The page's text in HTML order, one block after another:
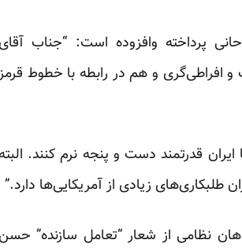
پرداخته وافزوده است: “جناب آقای
افراطی‌گری و هم در رابطه با خطوط
قدرتمند دست و پنجه نرم کنند. البته
طلبکاری‌های زیادی از آمریکایی‌ها دارد.”
نظامی از شعار “تعامل سازنده” حسن